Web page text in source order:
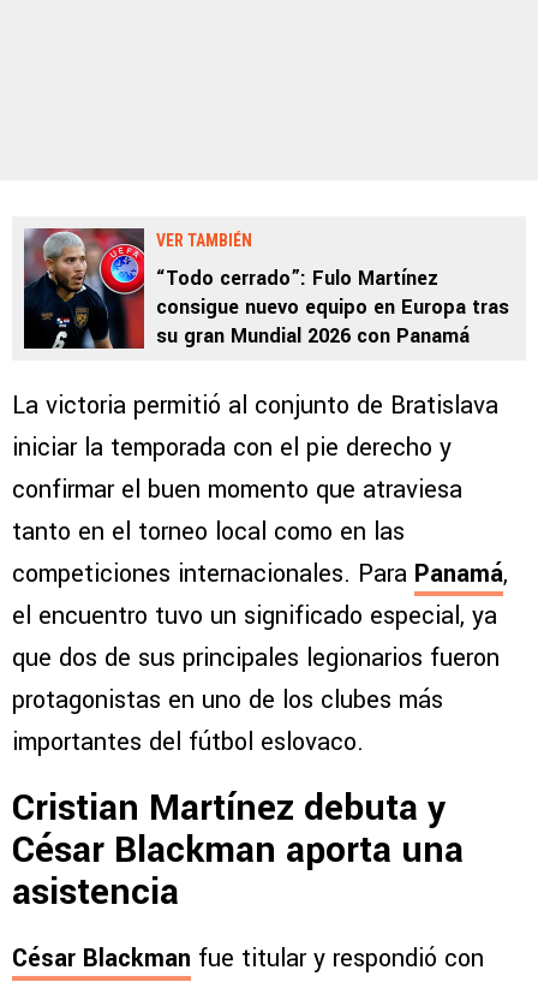
VER TAMBIÉN
“Todo cerrado”: Fulo Martínez
consigue nuevo equipo en Europa tras
su gran Mundial 2026 con Panamá
La victoria permitió al conjunto de Bratislava
iniciar la temporada con el pie derecho y
confirmar el buen momento que atraviesa
tanto en el torneo local como en las
competiciones internacionales. Para Panamá,
el encuentro tuvo un significado especial, ya
que dos de sus principales legionarios fueron
protagonistas en uno de los clubes más
importantes del fútbol eslovaco.
Cristian Martínez debuta y
César Blackman aporta una
asistencia
César Blackman fue titular y respondió con